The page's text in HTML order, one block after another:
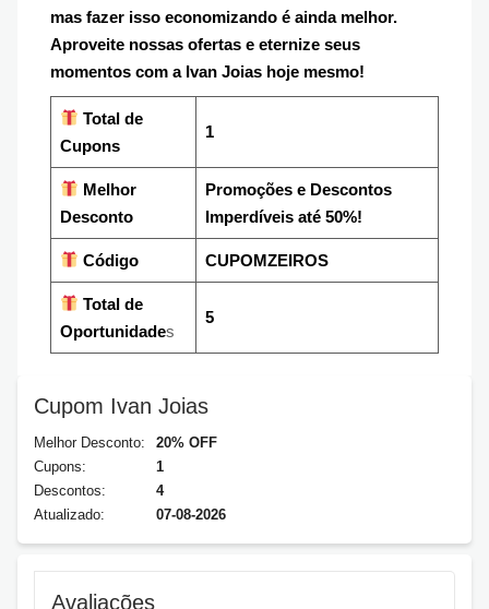
mas fazer isso economizando é ainda melhor.
Aproveite nossas ofertas e eternize seus
momentos com a Ivan Joias hoje mesmo!
Total de
Cupons
1
Melhor
Desconto
Promoções e Descontos
Imperdíveis até 50%!
Código CUPOMZEIROS
Total de
Oportunidades
5
Cupom Ivan Joias
Melhor Desconto:
20% OFF
Cupons:
1
Descontos:
4
Atualizado:
07-08-2026
Avaliações